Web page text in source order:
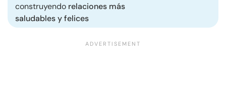
construyendo relaciones más
saludables y felices